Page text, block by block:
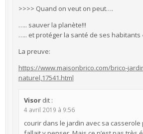
>>>> Quand on veut on peut….
….. sauver la planète!!!
….. et protéger la santé de ses habitants
La preuve:
https://www.maisonbrico.com/brico-
naturel,17541.html
Visor dit :
4 avril 2019 à 9:56
courir dans le jardin avec sa